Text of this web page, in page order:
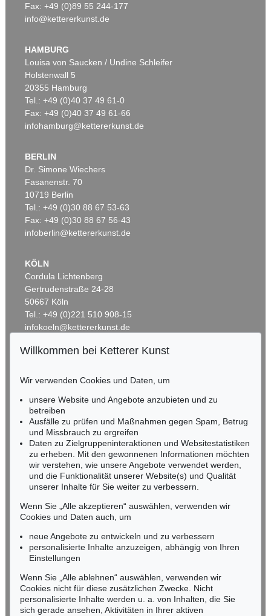
Auktion 405 - Lot 42
Ergebnis:€ 25.200
CONRAD GESNER
Vogel-, Thier-, Fisch- und Schlangenbuch, 1575-89., 1575
Ergebnis:€ 17.400
Ergebnis:
Auktion 445 - Lot 484
, 1582
Ergebnis:€ 9.600
Auktion 491 - Lot 120
CONRAD GESNER
Tierbuch, Vogelbuch, Fischbuch. 3 Tle. in 1 Band , 1563
Ergebnis:€ 8.750
Fax: +49 (0)89 55 244-177
info@kettererkunst.de
HAMBURG
Louisa von Saucken / Undine Schleifer
Holstenwall 5
20355 Hamburg
Tel.: +49 (0)40 37 49 61-0
Fax: +49 (0)40 37 49 61-66
infohamburg@kettererkunst.de
BERLIN
Dr. Simone Wiechers
Fasanenstr. 70
10719 Berlin
Tel.: +49 (0)30 88 67 53-63
Fax: +49 (0)30 88 67 56-43
infoberlin@kettererkunst.de
KÖLN
Cordula Lichtenberg
Gertrudenstraße 24-28
50667 Köln
Tel.: +49 (0)221 510 908-15
infokoeln@kettererkunst.de
RHEINLAND-PFALZ
Miriam Heß
Tel.: +49 (0)62 21 58 80-038
Fax: +49 (0)62 21 58 80-595
infoheidelberg@kettererkunst.de
NORDDEUTSCHLAND
Nico Kassel, M.A.
Tel.: +49 (0)89 55244-164
Mobil: +49 (0)171 8618661
n.kassel@kettererkunst.de
Keine Auktion mehr verpassen!
Wir informieren Sie rechtzeitig.
Willkommen bei Ketterer Kunst
Wir verwenden Cookies und Daten, um
unsere Website und Angebote anzubieten und zu
betreiben
Ausfälle zu prüfen und Maßnahmen gegen Spam, Betrug
und Missbrauch zu ergreifen
Daten zu Zielgruppeninteraktionen und Websitestatistiken
zu erheben. Mit den gewonnenen Informationen möchten
wir verstehen, wie unsere Angebote verwendet werden,
und die Funktionalität unserer Website(s) und Qualität
unserer Inhalte für Sie weiter zu verbessern.
Wenn Sie „Alle akzeptieren“ auswählen, verwenden wir
Cookies und Daten auch, um
neue Angebote zu entwickeln und zu verbessern
personalisierte Inhalte anzuzeigen, abhängig von Ihren
Einstellungen
Wenn Sie „Alle ablehnen“ auswählen, verwenden wir
Cookies nicht für diese zusätzlichen Zwecke. Nicht
personalisierte Inhalte werden u. a. von Inhalten, die Sie
sich gerade ansehen, Aktivitäten in Ihrer aktiven